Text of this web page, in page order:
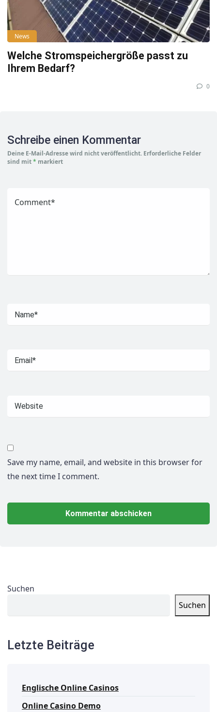
News
Welche Stromspeichergröße passt zu
Ihrem Bedarf?
0
Schreibe einen Kommentar
Deine E-Mail-Adresse wird nicht veröffentlicht. Erforderliche Felder
sind mit* markiert
Save my name, email, and website in this browser for
the next time I comment.
Suchen
Suchen
Letzte Beiträge
Englische Online Casinos
Online Casino Demo